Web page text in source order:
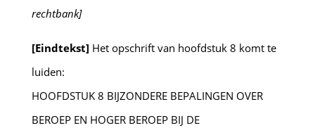
rechtbank]
[Eindtekst] Het opschrift van hoofdstuk 8 komt te
luiden:
HOOFDSTUK 8 BIJZONDERE BEPALINGEN OVER
BEROEP EN HOGER BEROEP BIJ DE